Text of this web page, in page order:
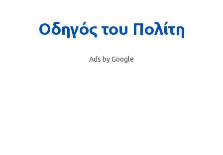
Ads by Google